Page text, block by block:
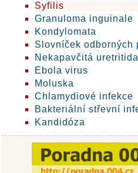
Syfilis
Granuloma inguinale
Kondylomata
Slovníček odborných
Nekapavčitá uretritida
Ebola virus
Moluska
Chlamydiové infekce
Bakteriální střevní
Kandidóza